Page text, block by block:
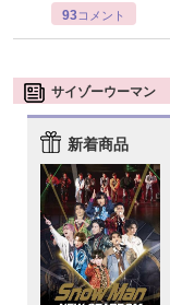
93コメント
サイゾーウーマン
新着商品